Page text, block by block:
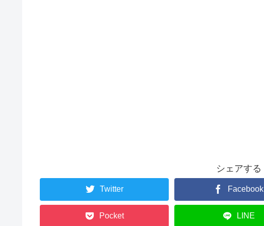
シェアする
Twitter Facebook
Pocket LINE